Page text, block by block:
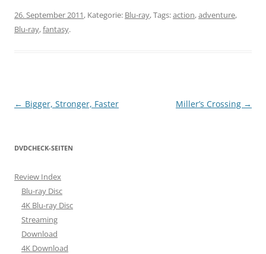
26. September 2011, Kategorie: Blu-ray, Tags:action,adventure,
Blu-ray,fantasy.
Beitragsnavigation
← Bigger, Stronger, Faster Miller’s Crossing →
DVDCHECK-SEITEN
Review Index
Blu-ray Disc
4K Blu-ray Disc
Streaming
Download
4K Download